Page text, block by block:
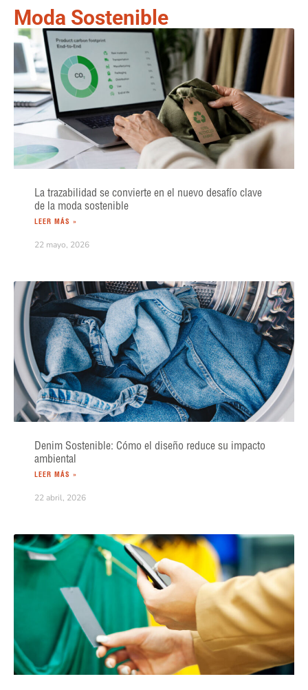
Moda Sostenible
La trazabilidad se convierte en el nuevo desafío clave
de la moda sostenible
LEER MÁS »
22 mayo, 2026
Denim Sostenible: Cómo el diseño reduce su impacto
ambiental
LEER MÁS »
22 abril, 2026